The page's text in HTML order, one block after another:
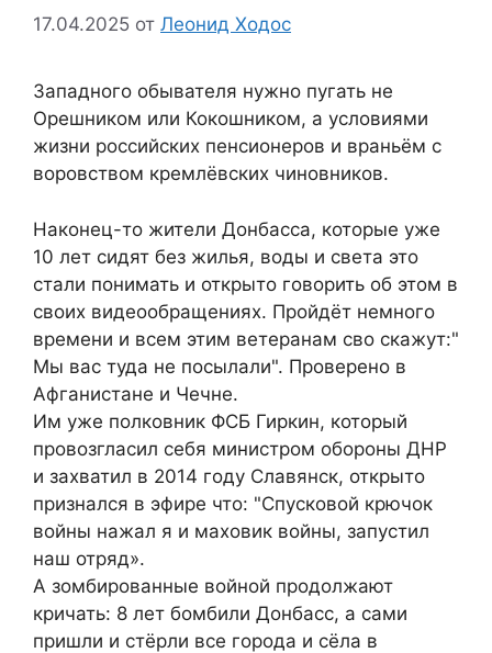
17.04.2025 от Леонид Ходос
Западного обывателя нужно пугать не
Орешником или Кокошником, а условиями
жизни российских пенсионеров и враньём с
воровством кремлёвских чиновников.
Наконец-то жители Донбасса, которые уже
10 лет сидят без жилья, воды и света это
стали понимать и открыто говорить об этом в
своих видеообращениях. Пройдёт немного
времени и всем этим ветеранам сво скажут:"
Мы вас туда не посылали". Проверено в
Афганистане и Чечне.
Им уже полковник ФСБ Гиркин, который
провозгласил себя министром обороны ДНР
и захватил в 2014 году Славянск, открыто
признался в эфире что: "Спусковой крючок
войны нажал я и маховик войны, запустил
наш отряд».
А зомбированные войной продолжают
кричать: 8 лет бомбили Донбасс, а сами
пришли и стёрли все города и сёла в